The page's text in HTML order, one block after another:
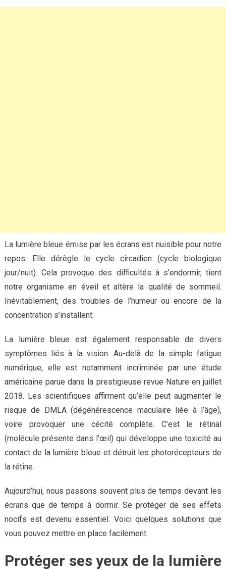
La lumière bleue émise par les écrans est nuisible pour notre
repos. Elle dérègle le cycle circadien (cycle biologique
jour/nuit). Cela provoque des difficultés à s’endormir, tient
notre organisme en éveil et altère la qualité de sommeil.
Inévitablement, des troubles de l’humeur ou encore de la
concentration s’installent.
La lumière bleue est également responsable de divers
symptômes liés à la vision. Au-delà de la simple fatigue
numérique, elle est notamment incriminée par une étude
américaine parue dans la prestigieuse revue Nature en juillet
2018. Les scientifiques affirment qu’elle peut augmenter le
risque de DMLA (dégénérescence maculaire liée à l’âge),
voire provoquer une cécité complète. C’est le rétinal
(molécule présente dans l’œil) qui développe une toxicité au
contact de la lumière bleue et détruit les photorécepteurs de
la rétine.
Aujourd’hui, nous passons souvent plus de temps devant les
écrans que de temps à dormir. Se protéger de ses effets
nocifs est devenu essentiel. Voici quelques solutions que
vous pouvez mettre en place facilement.
Protéger ses yeux de la lumière